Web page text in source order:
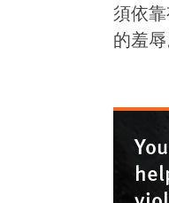
須依
的羞辱